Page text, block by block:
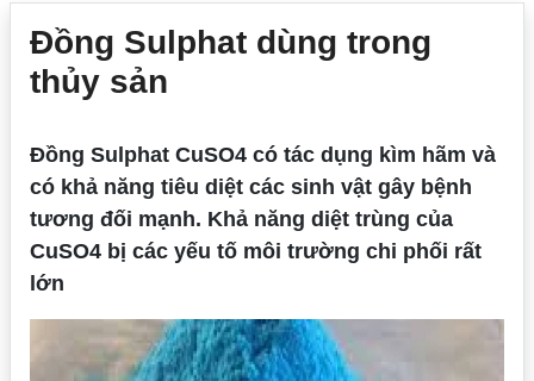
Đồng Sulphat dùng trong
thủy sản
Đồng Sulphat CuSO4 có tác dụng kìm hãm và
có khả năng tiêu diệt các sinh vật gây bệnh
tương đối mạnh. Khả năng diệt trùng của
CuSO4 bị các yếu tố môi trường chi phối rất
lớn